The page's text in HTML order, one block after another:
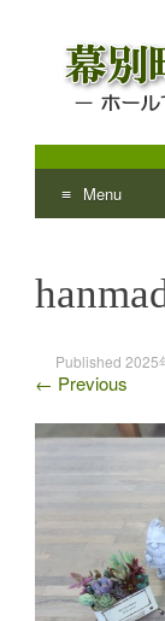
幕
ホールで
Menu
content
Published 2025
← Previous